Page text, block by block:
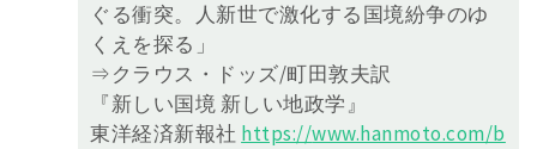
ぐる衝突。人新世で激化する国境紛争のゆ
くえを探る」
⇒クラウス・ドッズ/町田敦夫訳
『新しい国境 新しい地政学』
東洋経済新報社 https://www.hanmoto.com/b